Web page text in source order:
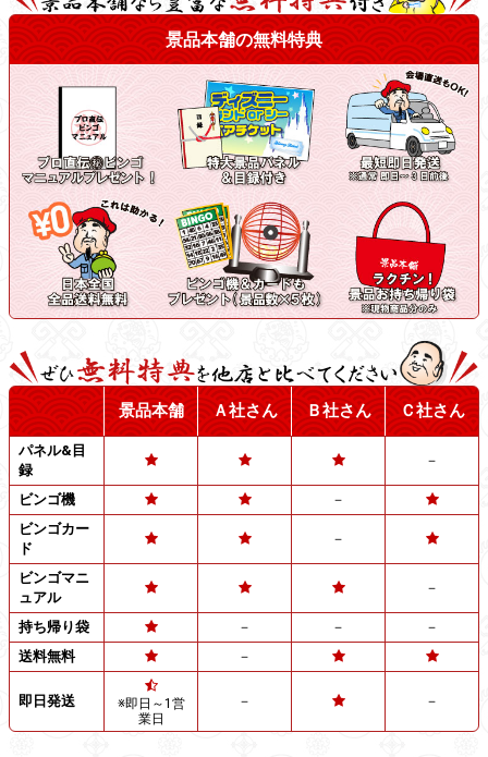
景品本舗の無料特典
景品本舗 Ａ社さん Ｂ社さん Ｃ社さん
パネル&目
録
－
ビンゴ機
－
ビンゴカー
ド
－
ビンゴマニ
ュアル
－
持ち帰り袋 － －
－
送料無料
－
即日発送
※即日～1営
業日
－ －